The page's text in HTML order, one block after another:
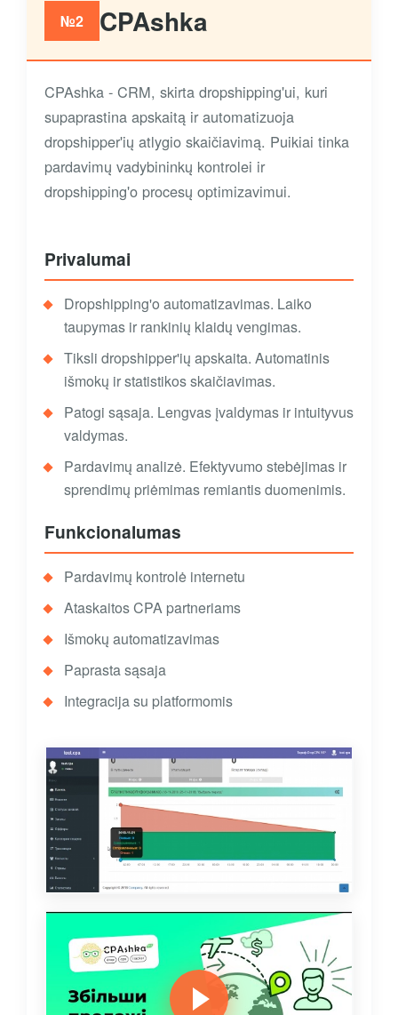
№2 CPAshka
CPAshka - CRM, skirta dropshipping'ui, kuri
supaprastina apskaitą ir automatizuoja
dropshipper'ių atlygio skaičiavimą. Puikiai tinka
pardavimų vadybininkų kontrolei ir
dropshipping'o procesų optimizavimui.
Privalumai
Dropshipping'o automatizavimas. Laiko
taupymas ir rankinių klaidų vengimas.
Tiksli dropshipper'ių apskaita. Automatinis
išmokų ir statistikos skaičiavimas.
Patogi sąsaja. Lengvas įvaldymas ir intuityvus
valdymas.
Pardavimų analizė. Efektyvumo stebėjimas ir
sprendimų priėmimas remiantis duomenimis.
Funkcionalumas
Pardavimų kontrolė internetu
Ataskaitos CPA partneriams
Išmokų automatizavimas
Paprasta sąsaja
Integracija su platformomis